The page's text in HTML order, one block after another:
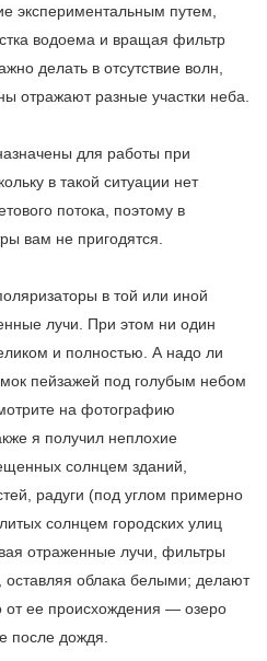
экспериментальным путем,
водоема и вращая фильтр
делать в отсутствие волн,
отражают разные участки неба.
для работы при
в такой ситуации нет
потока, поэтому в
вам не пригодятся.
в той или иной
лучи. При этом ни один
и полностью. А надо ли
пейзажей под голубым небом
на фотографию
я получил неплохие
солнцем зданий,
радуги (под углом примерно
солнцем городских улиц
отраженные лучи, фильтры
облака белыми; делают
от ее происхождения — озеро
после дождя.